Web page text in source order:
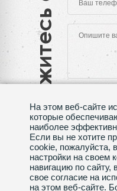
Нажимая на кнопку
на обработку
Сделано в
На этом веб-сайте
которые
наиболее
Если вы не хотите
cookie, пожалуйста,
настройки на своем
навигацию по сайту,
свое согласие на
на этом веб-сайте.